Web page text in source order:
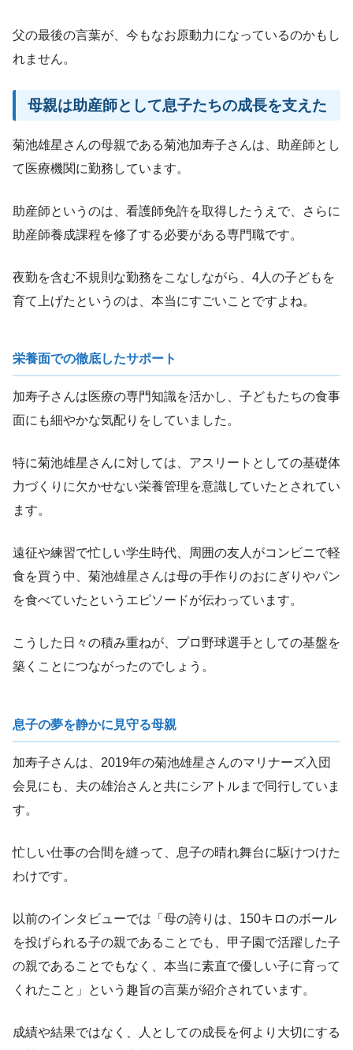
父の最後の言葉が、今もなお原動力になっているのかもし
れません。
母親は助産師として息子たちの成長を支えた
菊池雄星さんの母親である菊池加寿子さんは、助産師とし
て医療機関に勤務しています。
助産師というのは、看護師免許を取得したうえで、さらに
助産師養成課程を修了する必要がある専門職です。
夜勤を含む不規則な勤務をこなしながら、4人の子どもを
育て上げたというのは、本当にすごいことですよね。
栄養面での徹底したサポート
加寿子さんは医療の専門知識を活かし、子どもたちの食事
面にも細やかな気配りをしていました。
特に菊池雄星さんに対しては、アスリートとしての基礎体
力づくりに欠かせない栄養管理を意識していたとされてい
ます。
遠征や練習で忙しい学生時代、周囲の友人がコンビニで軽
食を買う中、菊池雄星さんは母の手作りのおにぎりやパン
を食べていたというエピソードが伝わっています。
こうした日々の積み重ねが、プロ野球選手としての基盤を
築くことにつながったのでしょう。
息子の夢を静かに見守る母親
加寿子さんは、2019年の菊池雄星さんのマリナーズ入団
会見にも、夫の雄治さんと共にシアトルまで同行していま
す。
忙しい仕事の合間を縫って、息子の晴れ舞台に駆けつけた
わけです。
以前のインタビューでは「母の誇りは、150キロのボール
を投げられる子の親であることでも、甲子園で活躍した子
の親であることでもなく、本当に素直で優しい子に育って
くれたこと」という趣旨の言葉が紹介されています。
成績や結果ではなく、人としての成長を何より大切にする